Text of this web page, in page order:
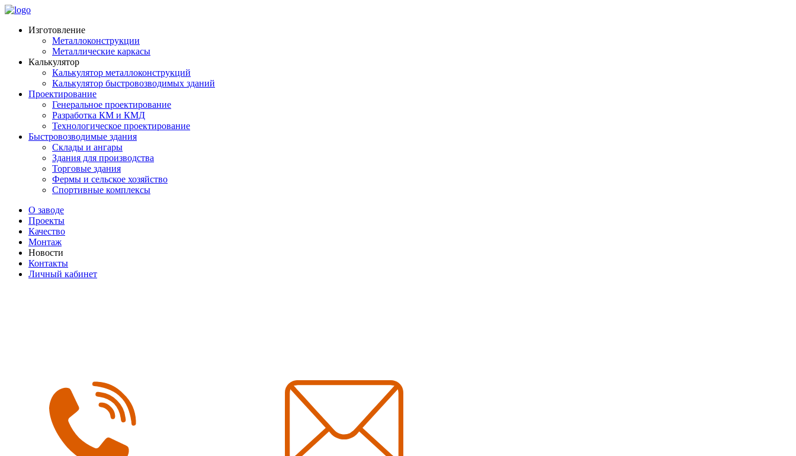
Изготовление
Металлоконструкции
Металлические каркасы
Калькулятор
Калькулятор металлоконструкций
Калькулятор быстровозводимых зданий
Проектирование
Генеральное проектирование
Разработка КМ и КМД
Технологическое проектирование
Быстровозводимые здания
Склады и ангары
Здания для производства
Торговые здания
Фермы и сельское хозяйство
Спортивные комплексы
О заводе
Проекты
Качество
Монтаж
Новости
Контакты
Личный кабинет